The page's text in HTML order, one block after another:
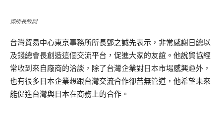
鄧所長致詞
台灣貿易中心東京事務所所長鄧之誠先表示，非常感謝日總以
及錢總會長創造這個交流平台，促進大家的友誼。他說貿協經
常收到來自廠商的洽談，除了台灣企業對日本市場感興趣外，
也有很多日本企業想跟台灣交流合作卻苦無管道，他希望未來
能促進台灣與日本在商務上的合作。